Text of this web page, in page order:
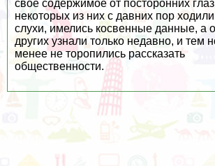
свое содержимое от посторонних
некоторых из них с давних пор ходили
слухи, имелись косвенные данные, а о
других узнали только недавно, и тем
менее не торопились рассказать
общественности.